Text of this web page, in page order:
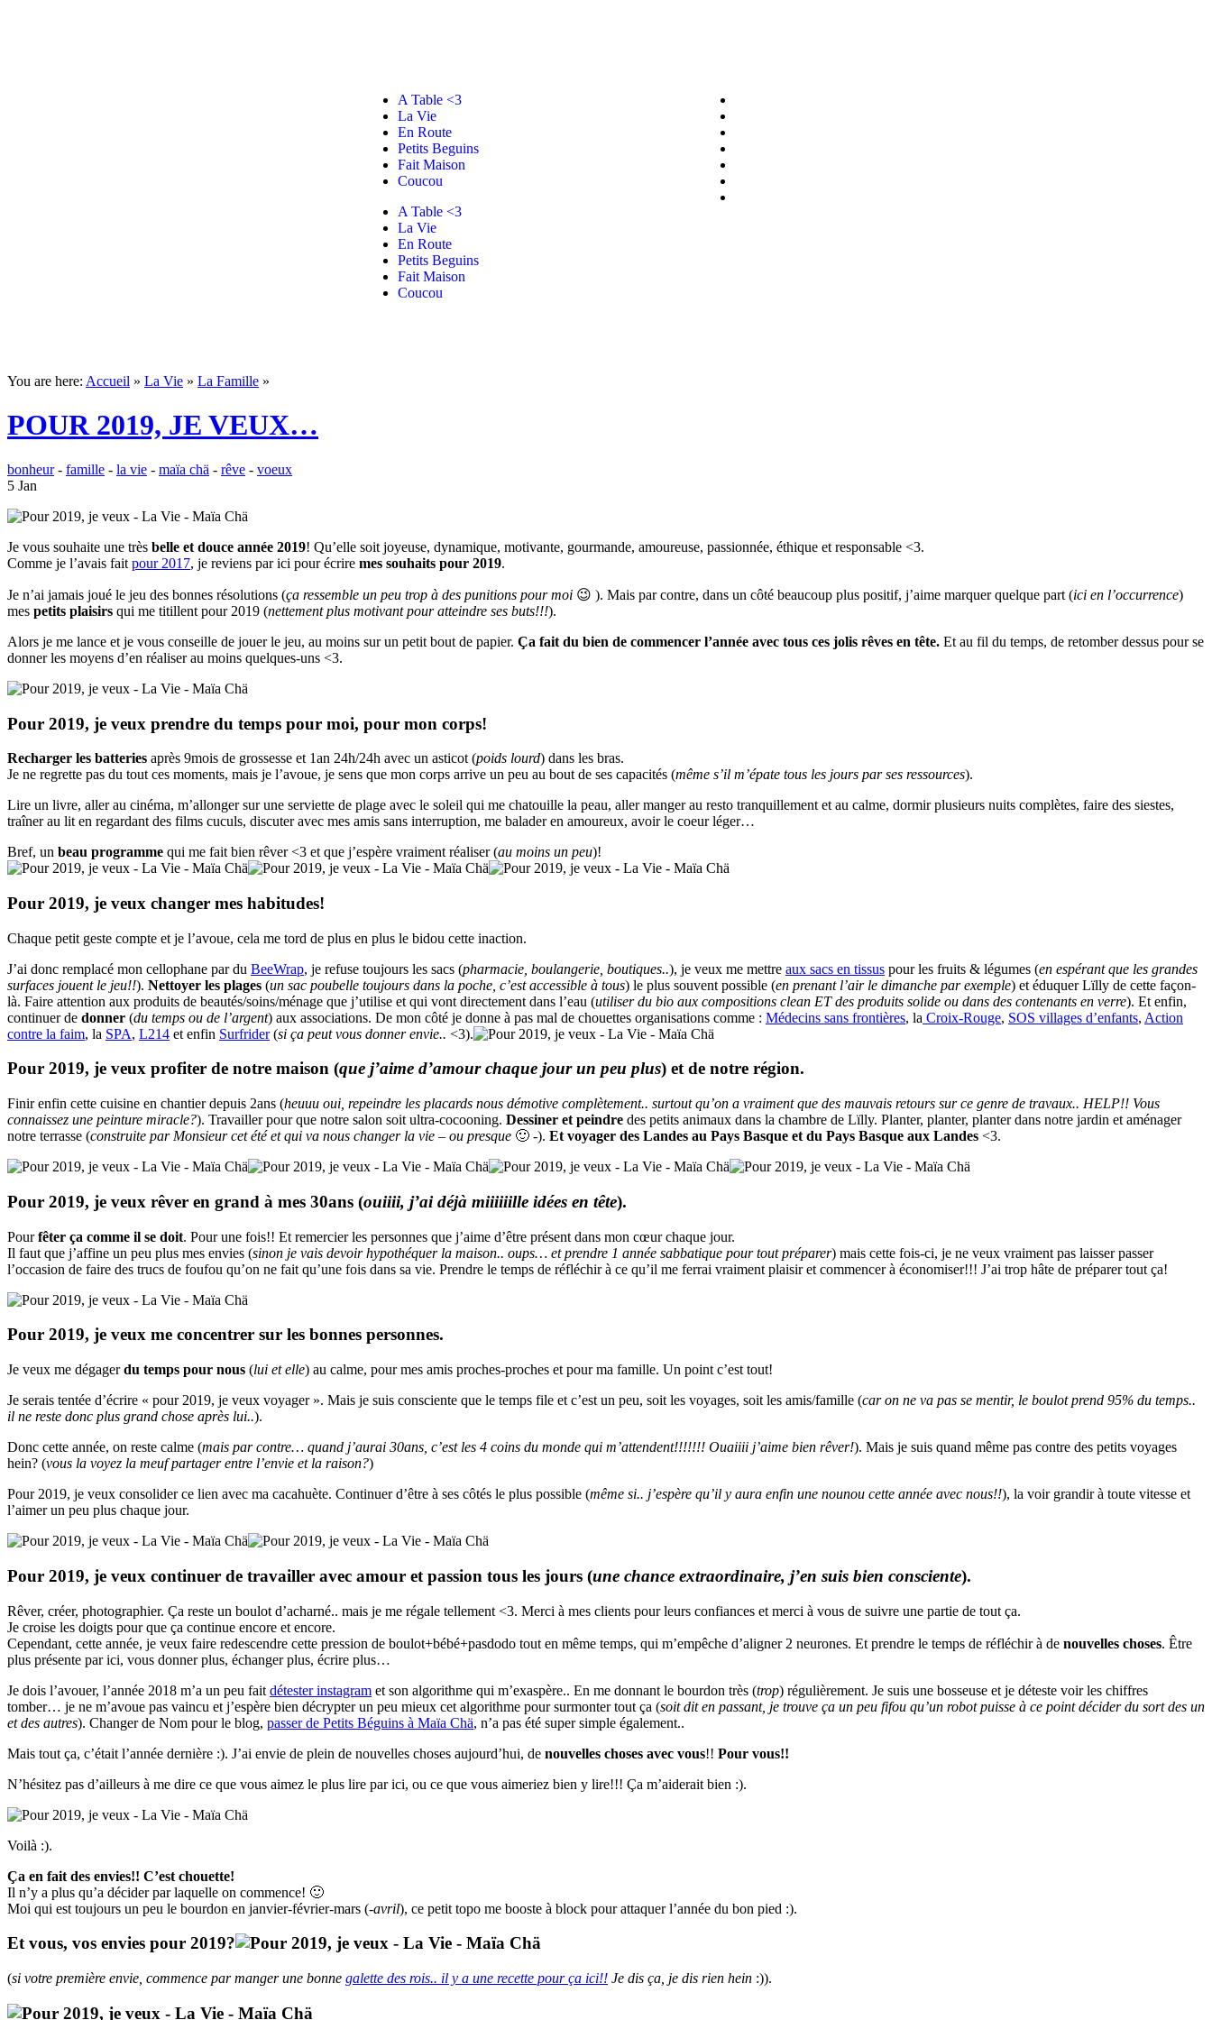
A Table <3
La Vie
En Route
Petits Beguins
Fait Maison
Coucou
A Table <3
La Vie
En Route
Petits Beguins
Fait Maison
Coucou
You are here: Accueil » La Vie » La Famille »
POUR 2019, JE VEUX…
bonheur- famille - la vie - maïa chä - rêve - voeux
5 Jan
Je vous souhaite une très belle et douce année 2019! Qu’elle soit joyeuse, dynamique, motivante, gourmande, amoureuse, passionnée, éthique et responsable <3.
Comme je l’avais fait pour 2017, je reviens par ici pour écrire mes souhaits pour 2019.
Je n’ai jamais joué le jeu des bonnes résolutions (ça ressemble un peu trop à des punitions pour moi 😉 ). Mais par contre, dans un côté beaucoup plus positif, j’aime marquer quelque part (ici en l’occurrence)
mes petits plaisirs qui me titillent pour 2019 (nettement plus motivant pour atteindre ses buts!!!).
Alors je me lance et je vous conseille de jouer le jeu, au moins sur un petit bout de papier. Ça fait du bien de commencer l’année avec tous ces jolis rêves en tête. Et au fil du temps, de retomber dessus pour se
donner les moyens d’en réaliser au moins quelques-uns <3.
Pour 2019, je veux prendre du temps pour moi, pour mon corps!
Recharger les batteries après 9mois de grossesse et 1an 24h/24h avec un asticot (poids lourd) dans les bras.
Je ne regrette pas du tout ces moments, mais je l’avoue, je sens que mon corps arrive un peu au bout de ses capacités (même s’il m’épate tous les jours par ses ressources).
Lire un livre, aller au cinéma, m’allonger sur une serviette de plage avec le soleil qui me chatouille la peau, aller manger au resto tranquillement et au calme, dormir plusieurs nuits complètes, faire des siestes,
traîner au lit en regardant des films cuculs, discuter avec mes amis sans interruption, me balader en amoureux, avoir le coeur léger…
Bref, un beau programme qui me fait bien rêver <3 et que j’espère vraiment réaliser (au moins un peu)!
Pour 2019, je veux changer mes habitudes!
Chaque petit geste compte et je l’avoue, cela me tord de plus en plus le bidou cette inaction.
J’ai donc remplacé mon cellophane par du BeeWrap, je refuse toujours les sacs (pharmacie, boulangerie, boutiques..), je veux me mettre aux sacs en tissus pour les fruits & légumes (en espérant que les grandes
surfaces jouent le jeu!!). Nettoyer les plages (un sac poubelle toujours dans la poche, c’est accessible à tous) le plus souvent possible (en prenant l’air le dimanche par exemple) et éduquer Lïlly de cette façon-
là. Faire attention aux produits de beautés/soins/ménage que j’utilise et qui vont directement dans l’eau (utiliser du bio aux compositions clean ET des produits solide ou dans des contenants en verre). Et enfin,
continuer de donner (du temps ou de l’argent) aux associations. De mon côté je donne à pas mal de chouettes organisations comme : Médecins sans frontières, la Croix-Rouge, SOS villages d’enfants, Action
contre la faim, la SPA, L214 et enfin Surfrider(si ça peut vous donner envie.. <3).
Pour 2019, je veux profiter de notre maison (que j’aime d’amour chaque jour un peu plus) et de notre région.
Finir enfin cette cuisine en chantier depuis 2ans (heuuu oui, repeindre les placards nous démotive complètement.. surtout qu’on a vraiment que des mauvais retours sur ce genre de travaux.. HELP!! Vous
connaissez une peinture miracle?). Travailler pour que notre salon soit ultra-cocooning. Dessiner et peindre des petits animaux dans la chambre de Lïlly. Planter, planter, planter dans notre jardin et aménager
notre terrasse (construite par Monsieur cet été et qui va nous changer la vie – ou presque 🙂 -). Et voyager des Landes au Pays Basque et du Pays Basque aux Landes <3.
Pour 2019, je veux rêver en grand à mes 30ans (ouiiii, j’ai déjà miiiiiille idées en tête).
Pourfêter ça comme il se doit. Pour une fois!! Et remercier les personnes que j’aime d’être présent dans mon cœur chaque jour.
Il faut que j’affine un peu plus mes envies (sinon je vais devoir hypothéquer la maison.. oups… et prendre 1 année sabbatique pour tout préparer) mais cette fois-ci, je ne veux vraiment pas laisser passer
l’occasion de faire des trucs de foufou qu’on ne fait qu’une fois dans sa vie. Prendre le temps de réfléchir à ce qu’il me ferrai vraiment plaisir et commencer à économiser!!! J’ai trop hâte de préparer tout ça!
Pour 2019, je veux me concentrer sur les bonnes personnes.
Je veux me dégagerdu temps pour nous (lui et elle) au calme, pour mes amis proches-proches et pour ma famille. Un point c’est tout!
Je serais tentée d’écrire « pour 2019, je veux voyager ». Mais je suis consciente que le temps file et c’est un peu, soit les voyages, soit les amis/famille (car on ne va pas se mentir, le boulot prend 95% du temps..
il ne reste donc plus grand chose après lui..).
Donc cette année, on reste calme (mais par contre… quand j’aurai 30ans, c’est les 4 coins du monde qui m’attendent!!!!!!! Ouaiiii j’aime bien rêver!). Mais je suis quand même pas contre des petits voyages
hein? (vous la voyez la meuf partager entre l’envie et la raison?)
Pour 2019, je veux consolider ce lien avec ma cacahuète. Continuer d’être à ses côtés le plus possible (même si.. j’espère qu’il y aura enfin une nounou cette année avec nous!!), la voir grandir à toute vitesse et
l’aimer un peu plus chaque jour.
Pour 2019, je veux continuer de travailler avec amour et passion tous les jours (une chance extraordinaire, j’en suis bien consciente).
Rêver, créer, photographier. Ça reste un boulot d’acharné.. mais je me régale tellement <3. Merci à mes clients pour leurs confiances et merci à vous de suivre une partie de tout ça.
Je croise les doigts pour que ça continue encore et encore.
Cependant, cette année, je veux faire redescendre cette pression de boulot+bébé+pasdodo tout en même temps, qui m’empêche d’aligner 2 neurones. Et prendre le temps de réfléchir à de nouvelles choses. Être
plus présente par ici, vous donner plus, échanger plus, écrire plus…
Je dois l’avouer, l’année 2018 m’a un peu fait détester instagram et son algorithme qui m’exaspère.. En me donnant le bourdon très (trop) régulièrement. Je suis une bosseuse et je déteste voir les chiffres
tomber… je ne m’avoue pas vaincu et j’espère bien décrypter un peu mieux cet algorithme pour surmonter tout ça (soit dit en passant, je trouve ça un peu fifou qu’un robot puisse à ce point décider du sort des un
et des autres). Changer de Nom pour le blog, passer de Petits Béguins à Maïa Chä, n’a pas été super simple également..
Mais tout ça, c’était l’année dernière :). J’ai envie de plein de nouvelles choses aujourd’hui, de nouvelles choses avec vous!! Pour vous!!
N’hésitez pas d’ailleurs à me dire ce que vous aimez le plus lire par ici, ou ce que vous aimeriez bien y lire!!! Ça m’aiderait bien :).
Voilà :).
Ça en fait des envies!! C’est chouette!
Il n’y a plus qu’a décider par laquelle on commence! 🙂
Moi qui est toujours un peu le bourdon en janvier-février-mars (-avril), ce petit topo me booste à block pour attaquer l’année du bon pied :).
Et vous, vos envies pour 2019?
(si votre première envie, commence par manger une bonne galette des rois.. il y a une recette pour ça ici!! Je dis ça, je dis rien hein :)).